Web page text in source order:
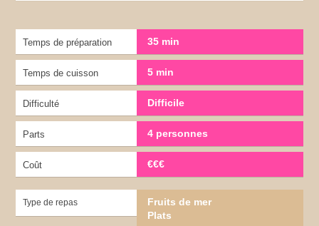
Temps de préparation 35 min
Temps de cuisson 5 min
Difficulté Difficile
Parts 4 personnes
Coût €€€
Type de repas
Fruits de mer
Plats